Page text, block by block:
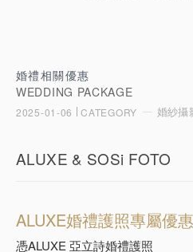
婚禮護照
婚禮相關優惠
WEDDING PACKAGE
2025-01-06 CATEGORY 婚紗攝
ALUXE & SOSi FOTO
ALUXE婚禮護照專屬優惠
憑ALUXE 亞立詩婚禮護照